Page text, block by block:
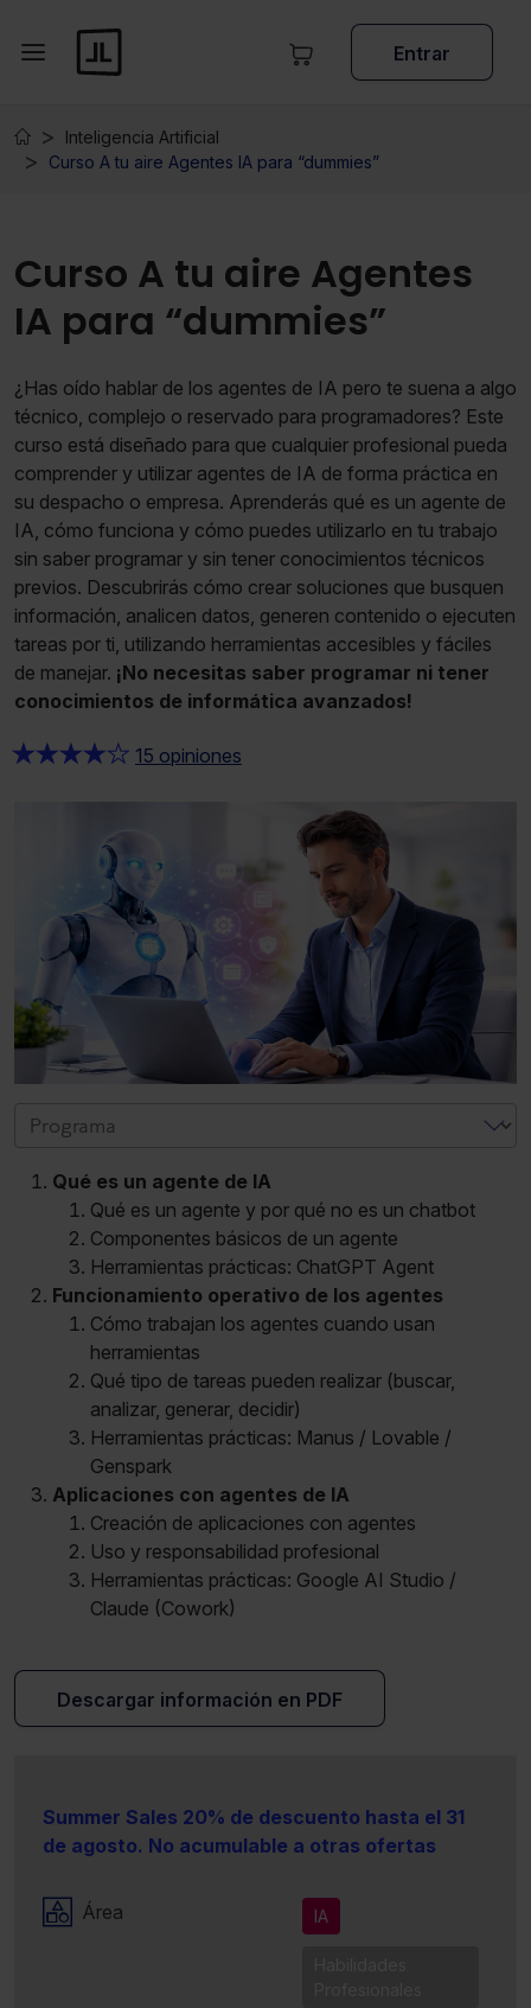
Entrar
Inteligencia Artificial
Curso A tu aire Agentes IA para “dummies”
Curso A tu aire Agentes
IA para “dummies”
¿Has oído hablar de los agentes de IA pero te suena a algo
técnico, complejo o reservado para programadores? Este
curso está diseñado para que cualquier profesional pueda
comprender y utilizar agentes de IA de forma práctica en
su despacho o empresa. Aprenderás qué es un agente de
IA, cómo funciona y cómo puedes utilizarlo en tu trabajo
sin saber programar y sin tener conocimientos técnicos
previos. Descubrirás cómo crear soluciones que busquen
información, analicen datos, generen contenido o ejecuten
tareas por ti, utilizando herramientas accesibles y fáciles
de manejar. ¡No necesitas saber programar ni tener
conocimientos de informática avanzados!
★★★★★ 15 opiniones
Qué es un agente de IA
Qué es un agente y por qué no es un chatbot
Componentes básicos de un agente
Herramientas prácticas: ChatGPT Agent
Funcionamiento operativo de los agentes
Cómo trabajan los agentes cuando usan
herramientas
Qué tipo de tareas pueden realizar (buscar,
analizar, generar, decidir)
Herramientas prácticas: Manus / Lovable /
Genspark
Aplicaciones con agentes de IA
Creación de aplicaciones con agentes
Uso y responsabilidad profesional
Herramientas prácticas: Google AI Studio /
Claude (Cowork)
Descargar información en PDF
Summer Sales 20% de descuento hasta el 31
de agosto. No acumulable a otras ofertas
Área IA